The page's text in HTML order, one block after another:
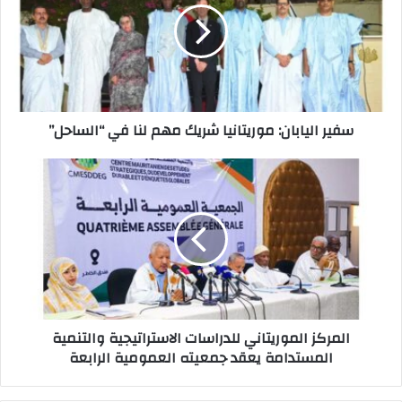
سفير اليابان: موريتانيا شريك مهم لنا في “الساحل”
المركز الموريتاني للدراسات الاستراتيجية والتنمية
المستدامة يعقد جمعيته العمومية الرابعة